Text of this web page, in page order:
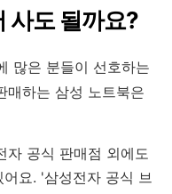
사도 될까요?
많은 분들이 선호하는
매하는 삼성 노트북은
자 공식 판매점 외에도
요. '삼성전자 공식 브